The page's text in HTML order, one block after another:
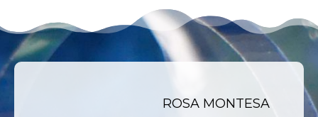
ROSA MONTESA